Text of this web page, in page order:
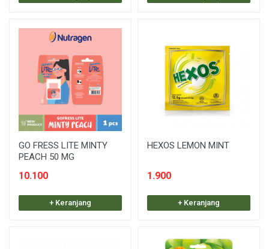
GO FRESS LITE MINTY
PEACH 50 MG
10.100
+ Keranjang
HEXOS LEMON MINT
1.900
+ Keranjang